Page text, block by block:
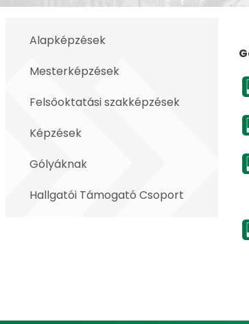
Alapképzések
Mesterképzések
Felsőoktatási szakképzések
Képzések
Gólyáknak
Hallgatói Támogató Csoport